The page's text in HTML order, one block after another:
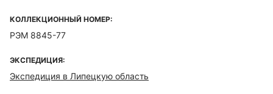
КОЛЛЕКЦИОННЫЙ НОМЕР:
РЭМ 8845-77
ЭКСПЕДИЦИЯ:
Экспедиция в Липецкую область